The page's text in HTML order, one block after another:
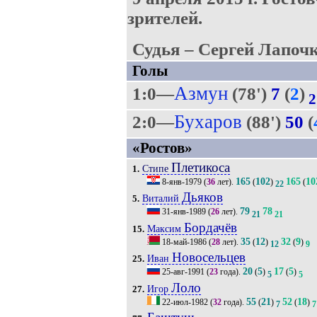
зрителей.
Судья – Сергей
Голы
1:0—Азмун(78') 7 (2) 2
2:0—Бухаров (88') 50 (
«Ростов»
1. Стипе Плетикоса
8-янв-1979(36лет). 165(102) 22 165(
5. Виталий Дьяков
31-янв-1989(26лет). 79 21 78 21
15. Максим Бордачёв
18-май-1986(28лет). 35(12) 12 32(9) 9
25. Иван Новосельцев
25-авг-1991 (23года). 20(5) 5 17(5) 5
27. Игор Лоло
22-июл-1982(32года). 55(21) 7 52(18) 7